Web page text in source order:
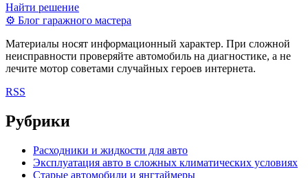
Найти решение
⚙ Блог гаражного мастера
Материалы носят информационный характер. При сложной
неисправности проверяйте автомобиль на диагностике, а не
лечите мотор советами случайных героев интернета.
RSS
Рубрики
Расходники и жидкости для авто
Эксплуатация авто в сложных климатических условиях
Старые автомобили и янгтаймеры